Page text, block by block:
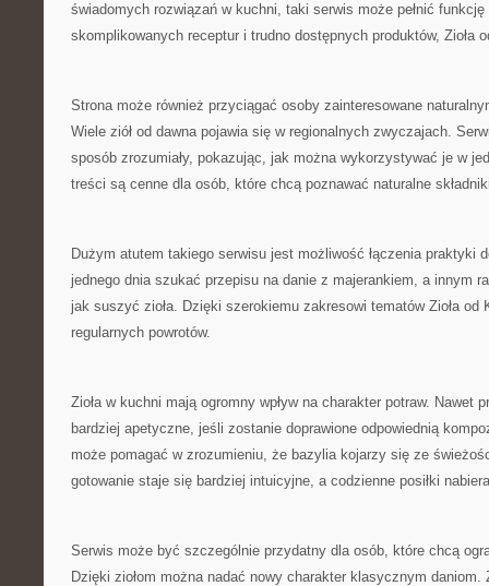
świadomych rozwiązań w kuchni, taki serwis może pełnić funkcję
skomplikowanych receptur i trudno dostępnych produktów, Zioła
Strona może również przyciągać osoby zainteresowane
Wiele ziół od dawna pojawia się w regionalnych zwyczajach.
sposób zrozumiały, pokazując, jak można wykorzystywać je w
treści są cenne dla osób, które chcą poznawać naturalne
Dużym atutem takiego serwisu jest możliwość łączenia praktyki
jednego dnia szukać przepisu na danie z majerankiem, a innym
jak suszyć zioła. Dzięki szerokiemu zakresowi tematów Zioła
regularnych powrotów.
Zioła w kuchni mają ogromny wpływ na charakter potraw. Nawet
bardziej apetyczne, jeśli zostanie doprawione odpowiednią
może pomagać w zrozumieniu, że bazylia kojarzy się ze
gotowanie staje się bardziej intuicyjne, a codzienne posiłki
Serwis może być szczególnie przydatny dla osób, które chcą
Dzięki ziołom można nadać nowy charakter klasycznym